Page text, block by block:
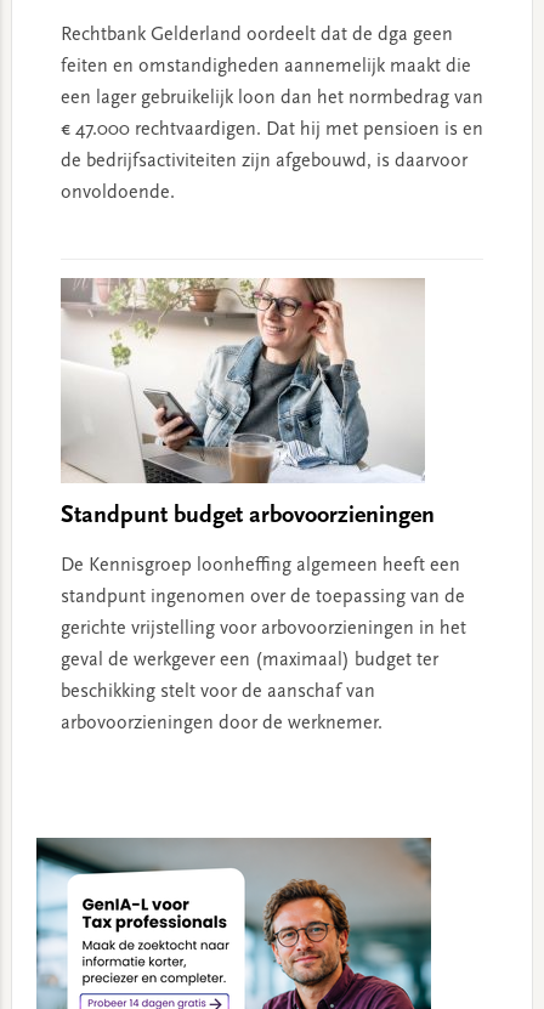
Rechtbank Gelderland oordeelt dat de dga geen
feiten en omstandigheden aannemelijk maakt die
een lager gebruikelijk loon dan het normbedrag van
€ 47.000 rechtvaardigen. Dat hij met pensioen is en
de bedrijfsactiviteiten zijn afgebouwd, is daarvoor
onvoldoende.
Standpunt budget arbovoorzieningen
De Kennisgroep loonheffing algemeen heeft een
standpunt ingenomen over de toepassing van de
gerichte vrijstelling voor arbovoorzieningen in het
geval de werkgever een (maximaal) budget ter
beschikking stelt voor de aanschaf van
arbovoorzieningen door de werknemer.
Sidebar